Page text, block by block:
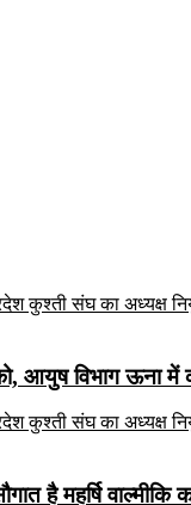
आयुष विभाग ऊना
है महर्षि